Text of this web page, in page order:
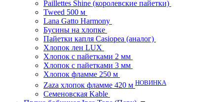
Paillettes Shine (королевские пайетки)
Tweed 500 м
Lana Gatto Harmony
Бусины на хлопке
Пайетки капля Casiopea (аналог)
Хлопок лен LUX
Хлопок с пайетками 2 мм
Хлопок с пайетками 3 мм
Хлопок фламме 250 м
Zaza хлопок фламме 420 м НОВИНКА
Семеновская Kable